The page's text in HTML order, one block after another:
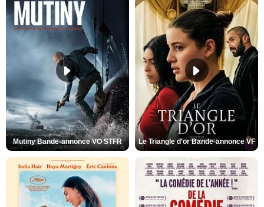
Mutiny Bande-annonce VO STFR Le Triangle d'or Bande-annonce VF